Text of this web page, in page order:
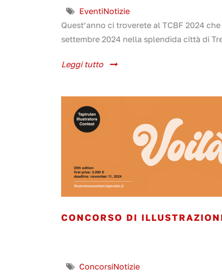
EventiNotizie
Quest’anno ci troverete al TCBF 2024
settembre 2024 nella splendida città di
Leggi tutto
CONCORSO DI
ConcorsiNotizie